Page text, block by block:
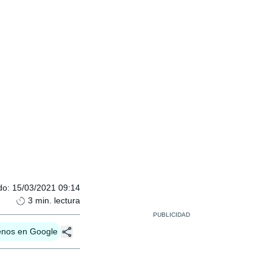
: 15/03/2021 09:14
3 min. lectura
en Google